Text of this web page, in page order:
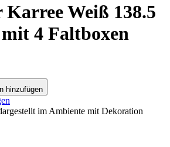
Weiß 138.5
4 Faltboxen
hinzufügen